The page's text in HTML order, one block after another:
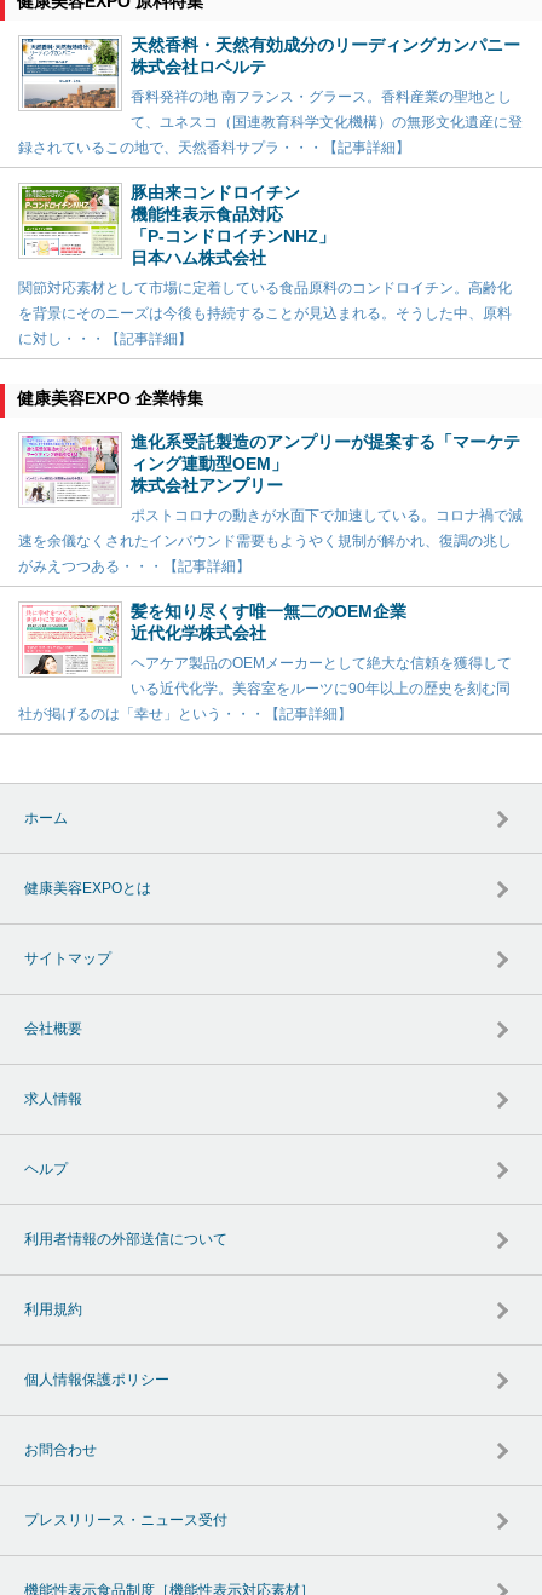
天然香料・天然有効成分のリーディングカンパニー
株式会社ロベルテ
香料発祥の地 南フランス・グラース。香料産業の聖地とし
て、ユネスコ（国連教育科学文化機構）の無形文化遺産に登
録されているこの地で、天然香料サプラ・・・【記事詳細】
豚由来コンドロイチン
機能性表示食品対応
「P-コンドロイチンNHZ」
日本ハム株式会社
関節対応素材として市場に定着している食品原料のコンドロイチン。高齢化
を背景にそのニーズは今後も持続することが見込まれる。そうした中、原料
に対し・・・【記事詳細】
健康美容EXPO 企業特集
進化系受託製造のアンプリーが提案する「マーケテ
ィング連動型OEM」
株式会社アンプリー
ポストコロナの動きが水面下で加速している。コロナ禍で減
速を余儀なくされたインバウンド需要もようやく規制が解かれ、復調の兆し
がみえつつある・・・【記事詳細】
髪を知り尽くす唯一無二のOEM企業
近代化学株式会社
ヘアケア製品のOEMメーカーとして絶大な信頼を獲得して
いる近代化学。美容室をルーツに90年以上の歴史を刻む同
社が掲げるのは「幸せ」という・・・【記事詳細】
ホーム
健康美容EXPOとは
サイトマップ
会社概要
求人情報
ヘルプ
利用者情報の外部送信について
利用規約
個人情報保護ポリシー
お問合わせ
プレスリリース・ニュース受付
機能性表示食品制度［機能性表示対応素材］